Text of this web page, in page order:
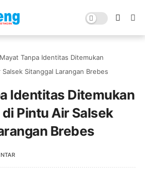
Mayat Tanpa Identitas Ditemukan
Sitanggal Larangan Brebes
Identitas Ditemukan
Pintu Air Salsek
Brebes